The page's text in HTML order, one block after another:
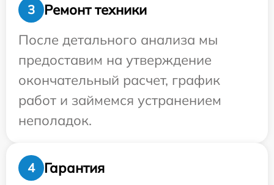
3
Ремонт техники
После детального анализа мы
предоставим на утверждение
окончательный расчет, график
работ и займемся устранением
неполадок.
4 Гарантия